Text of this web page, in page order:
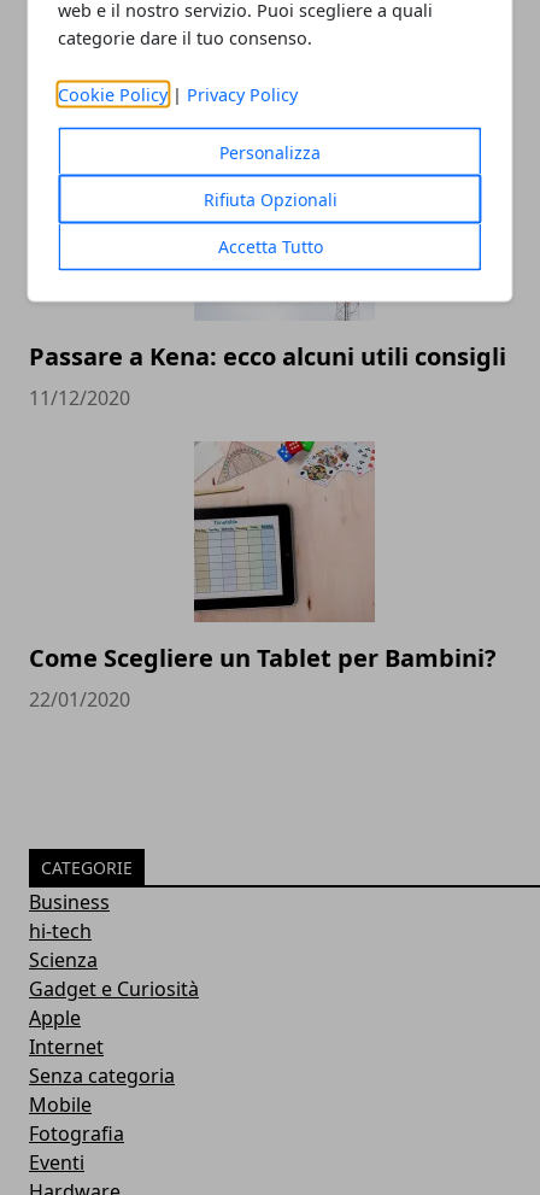
web e il nostro servizio. Puoi scegliere a quali
categorie dare il tuo consenso.
Cookie Policy | Privacy Policy
Personalizza
Rifiuta Opzionali
Accetta Tutto
Oppo X 2021: Recensione
08/06/2022
Passare a Kena: ecco alcuni utili consigli
11/12/2020
Come Scegliere un Tablet per Bambini?
22/01/2020
CATEGORIE
Business
hi-tech
Scienza
Gadget e Curiosità
Apple
Internet
Senza categoria
Mobile
Fotografia
Eventi